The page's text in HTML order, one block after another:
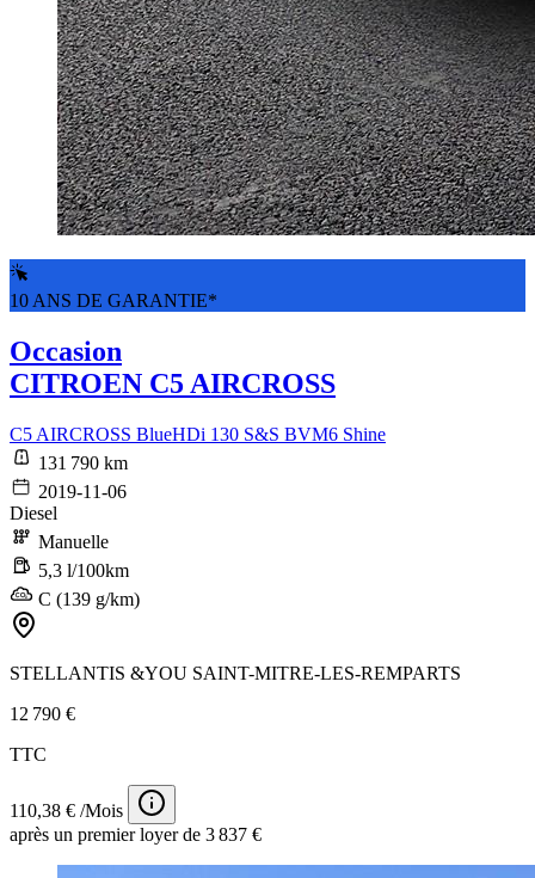
10 ANS DE GARANTIE*
Occasion
CITROEN C5 AIRCROSS
C5 AIRCROSS BlueHDi 130 S&S BVM6 Shine
131 790 km
2019-11-06
Diesel
Manuelle
5,3 l/100km
C (139 g/km)
STELLANTIS &YOU SAINT-MITRE-LES-REMPARTS
12 790 €
TTC
110,38 € /Mois
après un premier loyer de 3 837 €